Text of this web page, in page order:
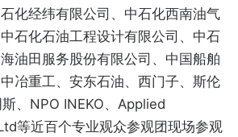
化经纬有限公司、中石化西南油气
石化石油工程设计有限公司、中石
油田服务股份有限公司、中国船舶
冶重工、安东石油、西门子、斯伦
、NPO INEKO、Applied
等近百个专业观众参观团现场参观